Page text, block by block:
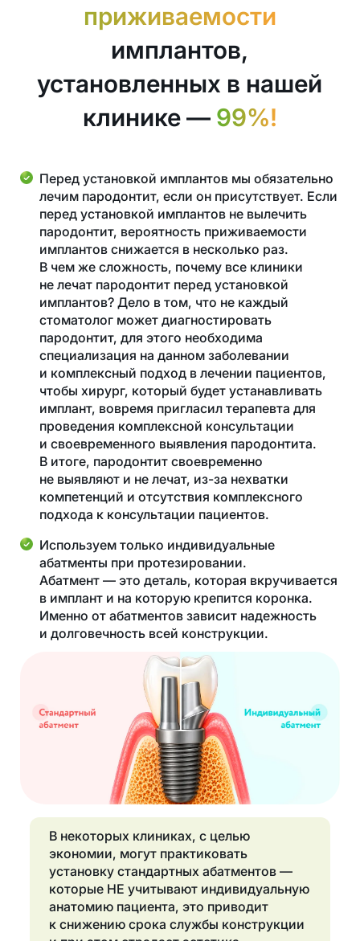
приживаемости
имплантов,
установленных в нашей
клинике — 99%!
Перед установкой имплантов мы обязательно
лечим пародонтит, если он присутствует. Если
перед установкой имплантов не вылечить
пародонтит, вероятность приживаемости
имплантов снижается в несколько раз.
В чем же сложность, почему все клиники
не лечат пародонтит перед установкой
имплантов? Дело в том, что не каждый
стоматолог может диагностировать
пародонтит, для этого необходима
специализация на данном заболевании
и комплексный подход в лечении пациентов,
чтобы хирург, который будет устанавливать
имплант, вовремя пригласил терапевта для
проведения комплексной консультации
и своевременного выявления пародонтита.
В итоге, пародонтит своевременно
не выявляют и не лечат, из-за нехватки
компетенций и отсутствия комплексного
подхода к консультации пациентов.
Используем только индивидуальные
абатменты при протезировании.
Абатмент — это деталь, которая вкручивается
в имплант и на которую крепится коронка.
Именно от абатментов зависит надежность
и долговечность всей конструкции.
В некоторых клиниках, с целью
экономии, могут практиковать
установку стандартных абатментов —
которые НЕ учитывают индивидуальную
анатомию пациента, это приводит
к снижению срока службы конструкции